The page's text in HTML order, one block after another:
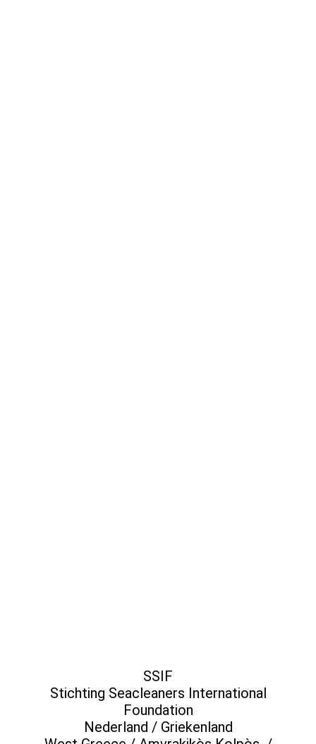
SSIF
Stichting Seacleaners International
Foundation
Nederland / Griekenland